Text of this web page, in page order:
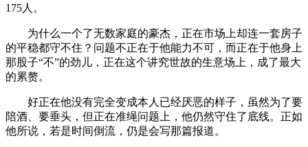
175人。
为什么一个了无数家庭的豪杰，正在市场上却连一套房子
的平稳都守不住？问题不正在于他能力不可，而正在于他身上
那股子“不”的劲儿，正在这个讲究世故的生意场上，成了最大
的累赘。
好正在他没有完全变成本人已经厌恶的样子，虽然为了要
陪酒、要垂头，但正在准绳问题上，他仍然守住了底线。正如
他所说，若是时间倒流，仍是会写那篇报道。